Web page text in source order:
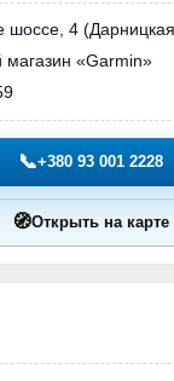
шоссе, 4
«Garmin»
📞+380 93 001 2228
🧭Открыть на карте